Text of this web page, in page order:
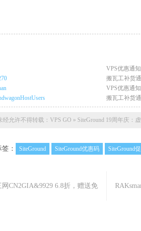
VPS优惠通
搬瓦工补货
VPS优惠通
搬瓦工补货
经允许不得转载： VPS GO » SiteGround 19周年庆：
： SiteGround SiteGround优惠码 SiteGround
CN2GIA&9929 6.8折，赠送免